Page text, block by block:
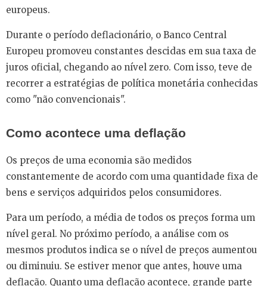
europeus.
Durante o período deflacionário, o Banco Central
Europeu promoveu constantes descidas em sua taxa de
juros oficial, chegando ao nível zero. Com isso, teve de
recorrer a estratégias de política monetária conhecidas
como "não convencionais".
Como acontece uma deflação
Os preços de uma economia são medidos
constantemente de acordo com uma quantidade fixa de
bens e serviços adquiridos pelos consumidores.
Para um período, a média de todos os preços forma um
nível geral. No próximo período, a análise com os
mesmos produtos indica se o nível de preços aumentou
ou diminuiu. Se estiver menor que antes, houve uma
deflação. Quanto uma deflação acontece, grande parte